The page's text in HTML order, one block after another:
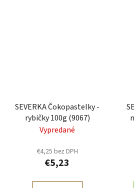
SEVERKA Čokopastelky -
rybičky 100g (9067)
Vypredané
€4,25 bez DPH
€5,23